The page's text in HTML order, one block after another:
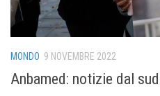
MONDO 9 NOVEMBRE 2022
Anbamed: notizie dal